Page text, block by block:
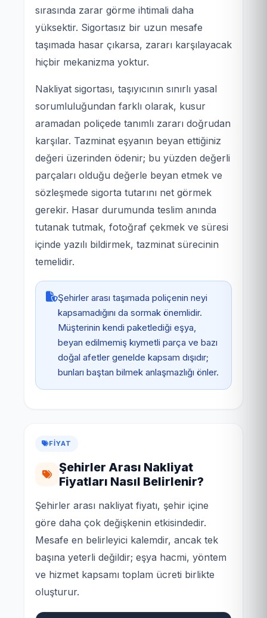
sırasında zarar görme ihtimali daha
yüksektir. Sigortasız bir uzun mesafe
taşımada hasar çıkarsa, zararı karşılayacak
hiçbir mekanizma yoktur.
Nakliyat sigortası, taşıyıcının sınırlı yasal
sorumluluğundan farklı olarak, kusur
aramadan poliçede tanımlı zararı doğrudan
karşılar. Tazminat eşyanın beyan ettiğiniz
değeri üzerinden ödenir; bu yüzden değerli
parçaları olduğu değerle beyan etmek ve
sözleşmede sigorta tutarını net görmek
gerekir. Hasar durumunda teslim anında
tutanak tutmak, fotoğraf çekmek ve süresi
içinde yazılı bildirmek, tazminat sürecinin
temelidir.
Şehirler arası taşımada poliçenin neyi
kapsamadığını da sormak önemlidir.
Müşterinin kendi paketlediği eşya,
beyan edilmemiş kıymetli parça ve bazı
doğal afetler genelde kapsam dışıdır;
bunları baştan bilmek anlaşmazlığı önler.
FIYAT
Şehirler Arası Nakliyat
Fiyatları Nasıl Belirlenir?
Şehirler arası nakliyat fiyatı, şehir içine
göre daha çok değişkenin etkisindedir.
Mesafe en belirleyici kalemdir, ancak tek
başına yeterli değildir; eşya hacmi, yöntem
ve hizmet kapsamı toplam ücreti birlikte
oluşturur.